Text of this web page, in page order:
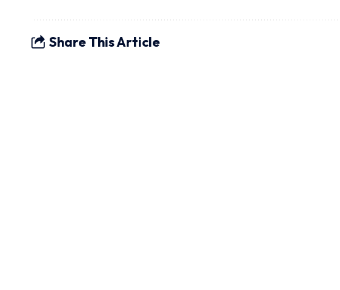
Share This Article